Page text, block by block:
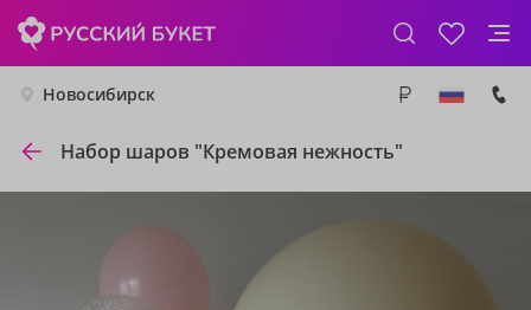
Новосибирск
Набор шаров "Кремовая нежность"